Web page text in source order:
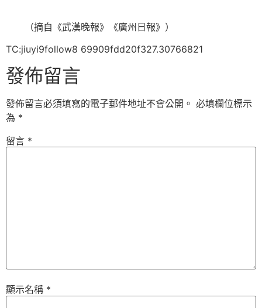
（摘自《武漢晚報》《廣州日報》）
TC:jiuyi9follow8 69909fdd20f327.30766821
發佈留言
發佈留言必須填寫的電子郵件地址不會公開。 必填欄位標示
為 *
留言 *
顯示名稱 *